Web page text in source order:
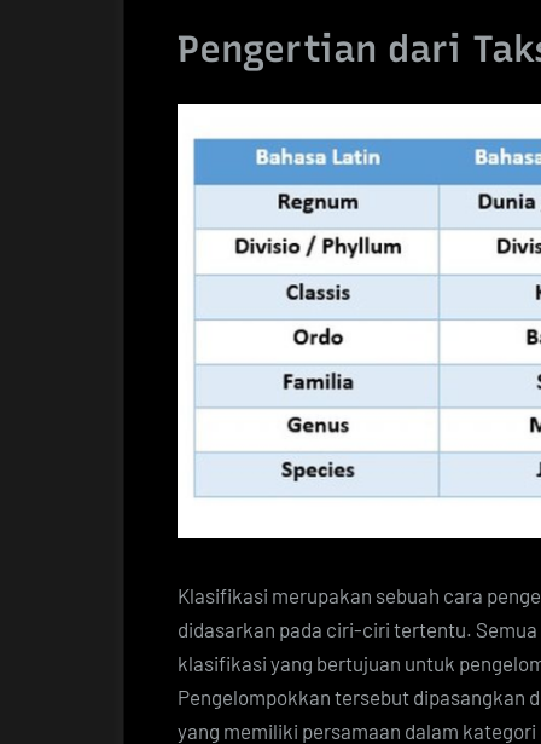
Pengertian dari
Klasifikasi merupakan sebuah cara
didasarkan pada ciri-ciri tertentu.
klasifikasi yang bertujuan untuk
Pengelompokkan tersebut dipasangkan
yang memiliki persamaan dalam